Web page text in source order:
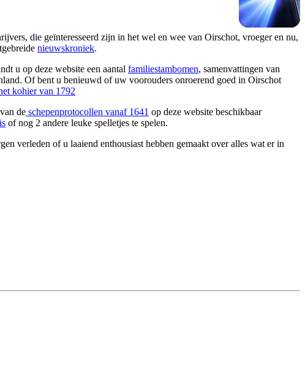
die geïnteresseerd zijn in het wel en wee van Oirschot, vroeger en nu,
nieuwskroniek.
u op deze website een aantal familiestambomen, samenvattingen van
Of bent u benieuwd of uw voorouders onroerend goed in Oirschot
kohier van 1792
de schepenprotocollen vanaf 1641 op deze website beschikbaar
of nog 2 andere leuke spelletjes te spelen.
verleden of u laaiend enthousiast hebben gemaakt over alles wat er in